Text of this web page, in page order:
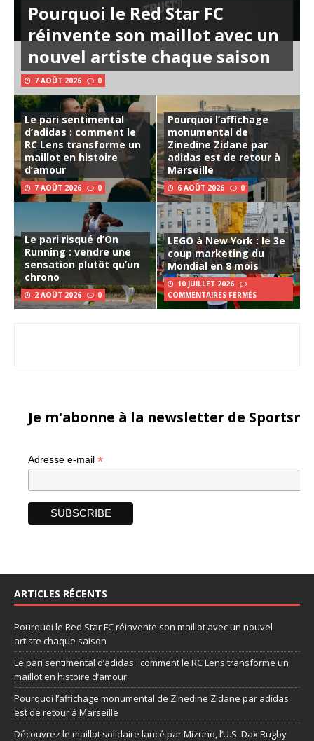
Pourquoi le Red Star FC
réinvente son maillot avec un
nouvel artiste chaque saison
7 AOÛT 2026 0
Le pari sentimental
d’adidas : comment le
RC Lens transforme un
maillot en histoire
d’amour
7 AOÛT 2026 0
Pourquoi l’affichage
monumental de
Zinedine Zidane par
adidas est de retour à
Marseille
6 AOÛT 2026 0
Le pari risqué d’On
Running : vendre une
sensation plutôt qu’un
chrono
2 AOÛT 2026 0
LEGO à New York : le 3e
coup marketing du
Mondial en 8 mois
10 JUILLET 2026
COMMENTAIRES FERMÉS
Je m'abonne à la newsletter de
Adresse e-mail *
ARTICLES RÉCENTS
Pourquoi le Red Star FC réinvente son maillot avec un nouvel
artiste chaque saison
Le pari sentimental d’adidas : comment le RC Lens transforme un
maillot en histoire d’amour
Pourquoi l’affichage monumental de Zinedine Zidane par adidas
est de retour à Marseille
Découvrez le maillot solidaire lancé par Mizuno, l’U.S. Dax Rugby